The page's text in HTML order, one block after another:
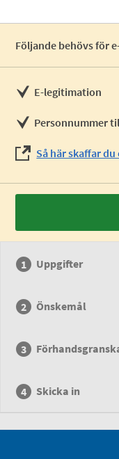
Följande behövs för
E-legitimation
Personnummer
Så här skaffar
Uppgifter
Önskemål
Skicka in